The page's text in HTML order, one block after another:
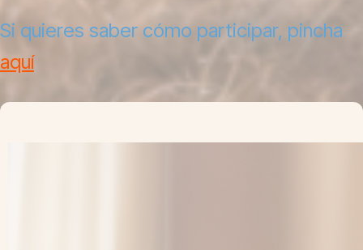
Si quieres saber cómo participar, pincha
aquí